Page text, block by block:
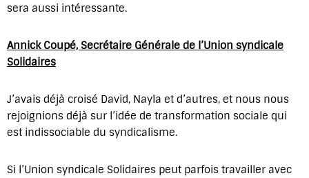
sera aussi intéressante.
Annick Coupé, Secrétaire Générale de l’Union syndicale
Solidaires
J’avais déjà croisé David, Nayla et d’autres, et nous nous
rejoignions déjà sur l’idée de transformation sociale qui
est indissociable du syndicalisme.
Si l’Union syndicale Solidaires peut parfois travailler avec